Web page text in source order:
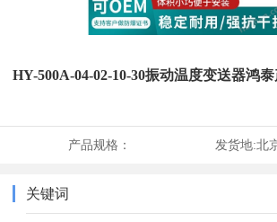
HY-500A-04-02-10-30振动温度变送器鸿
产品规格： 发货地:北
关键词